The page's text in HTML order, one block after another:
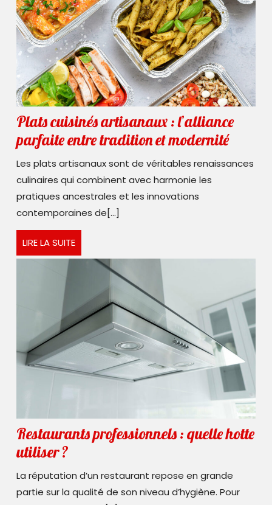
Plats cuisinés artisanaux : l’alliance
parfaite entre tradition et modernitéPlats
Les plats artisanaux sont de véritables renaissances
culinaires qui combinent avec harmonie les
pratiques ancestrales et les innovations
contemporaines de[...]
LIRE LA SUITELIRE
LA
Restaurants professionnels : quelle hotte
utiliser ?
professionnels :
quelle
La réputation d’un restaurant repose en grande
partie sur la qualité de son niveau d’hygiène. Pour